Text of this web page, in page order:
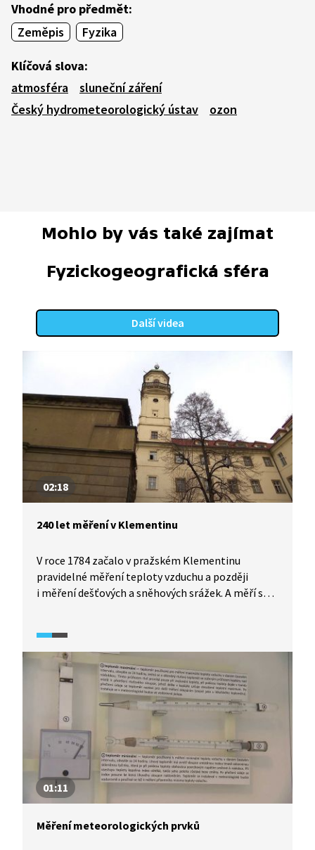
Vhodné pro předmět:
Zeměpis
Fyzika
Klíčová slova:
atmosféra
sluneční záření
Český hydrometeorologický ústav
ozon
Mohlo by vás také zajímat
Fyzickogeografická sféra
Další videa
02:18
240 let měření v Klementinu
V roce 1784 začalo v pražském Klementinu
pravidelné měření teploty vzduchu a později
i měření dešťových a sněhových srážek. A měří se
240. výročí svého fungování.
01:11
Měření meteorologických prvků